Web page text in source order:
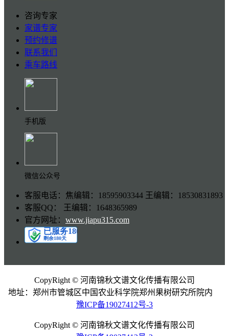
咨询专家
家谱专家
预约修谱
联系我们
乘车路线
手机版
微信公众号
客服电话：焦编辑：18595903344 王编辑：18530831893
客服QQ： 王编辑：1648365989
官方网址： www.jiapu315.com
CopyRight © 河南锦秋文谱文化传播有限公司
地址：郑州市管城区中国农业科学院郑州果树研究所院内
豫ICP备19027412号-3
CopyRight © 河南锦秋文谱文化传播有限公司